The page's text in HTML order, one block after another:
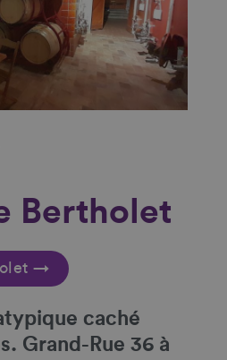
Bertholet
→
caché
. Grand-Rue 36 à